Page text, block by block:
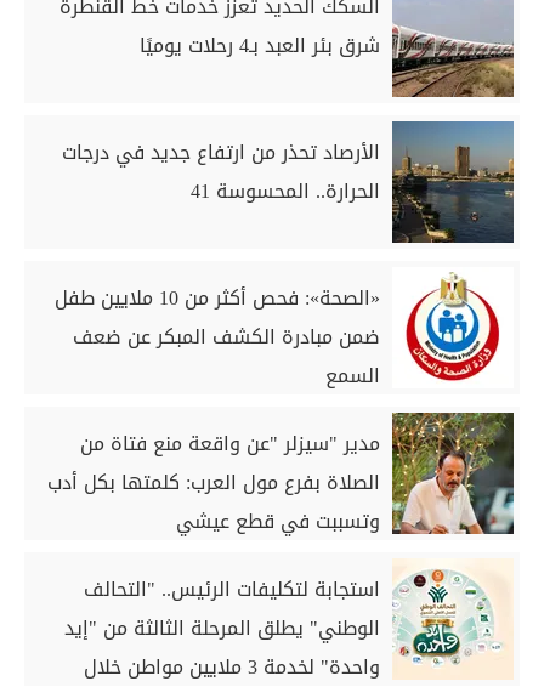
شرق بئر العبد بـ4 رحلات يوميًا
الأرصاد تحذر من ارتفاع جديد في درجات
الحرارة.. المحسوسة 41
«الصحة»: فحص أكثر من 10 ملايين طفل
ضمن مبادرة الكشف المبكر عن ضعف
السمع
مدير "سيزلر "عن واقعة منع فتاة من
الصلاة بفرع مول العرب: كلمتها بكل أدب
وتسببت في قطع عيشي
استجابة لتكليفات الرئيس.. "التحالف
الوطني" يطلق المرحلة الثالثة من "إيد
واحدة" لخدمة 3 ملايين مواطن خلال